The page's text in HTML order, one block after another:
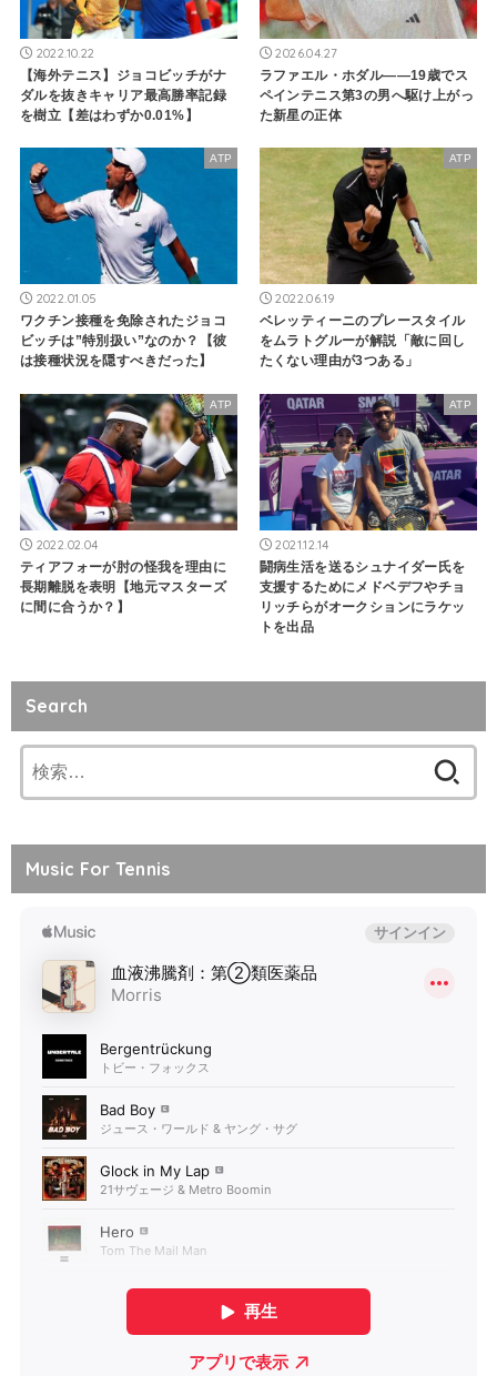
2022.10.22
【海外テニス】ジョコビッチがナ
ダルを抜きキャリア最高勝率記録
を樹立【差はわずか0.01%】
2026.04.27
ラファエル・ホダル――19歳でス
ペインテニス第3の男へ駆け上がっ
た新星の正体
ATP
2022.01.05
ワクチン接種を免除されたジョコ
ビッチは”特別扱い”なのか？【彼
は接種状況を隠すべきだった】
ATP
2022.06.19
ベレッティーニのプレースタイル
をムラトグルーが解説「敵に回し
たくない理由が3つある」
ATP
2022.02.04
ティアフォーが肘の怪我を理由に
長期離脱を表明【地元マスターズ
に間に合うか？】
ATP
2021.12.14
闘病生活を送るシュナイダー氏を
支援するためにメドベデフやチョ
リッチらがオークションにラケッ
トを出品
Search
索:
Music For Tennis